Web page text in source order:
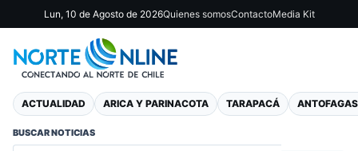
Lun, 10 de Agosto de 2026Quienes somosContactoMedia Kit
ACTUALIDAD ARICA Y PARINACOTA TARAPACÁ
BUSCAR NOTICIAS